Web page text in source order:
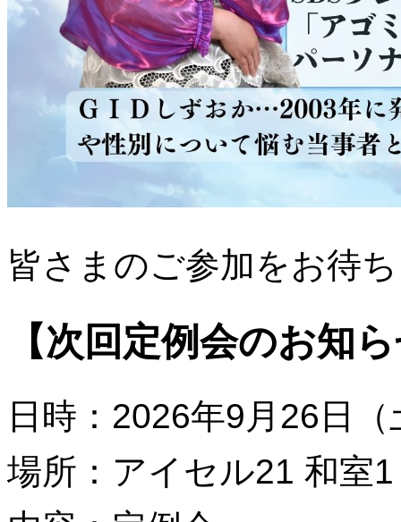
皆さまのご参加をお待
【次回定例会のお知
日時：2026年9月26日
場所：アイセル21 和室1